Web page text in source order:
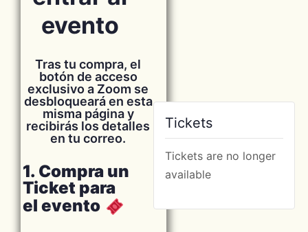
evento
Tras tu compra, el
botón de acceso
exclusivo a Zoom se
desbloqueará en esta
misma página y
recibirás los detalles
en tu correo.
1. Compra un
Ticket para
el evento
Tickets
Tickets are no longer
available